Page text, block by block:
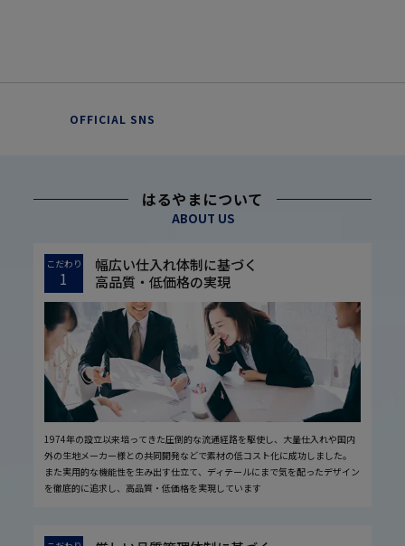
OFFICIAL SNS
はるやまについて
ABOUT US
こだわり
1
幅広い仕入れ体制に基づく
高品質・低価格の実現
1974年の設立以来培ってきた圧倒的な流通経路を駆使し、大量仕入れや国内
外の生地メーカー様との共同開発などで素材の低コスト化に成功しました。
また実用的な機能性を生み出す仕立て、ディテールにまで気を配ったデザイン
を徹底的に追求し、高品質・低価格を実現しています